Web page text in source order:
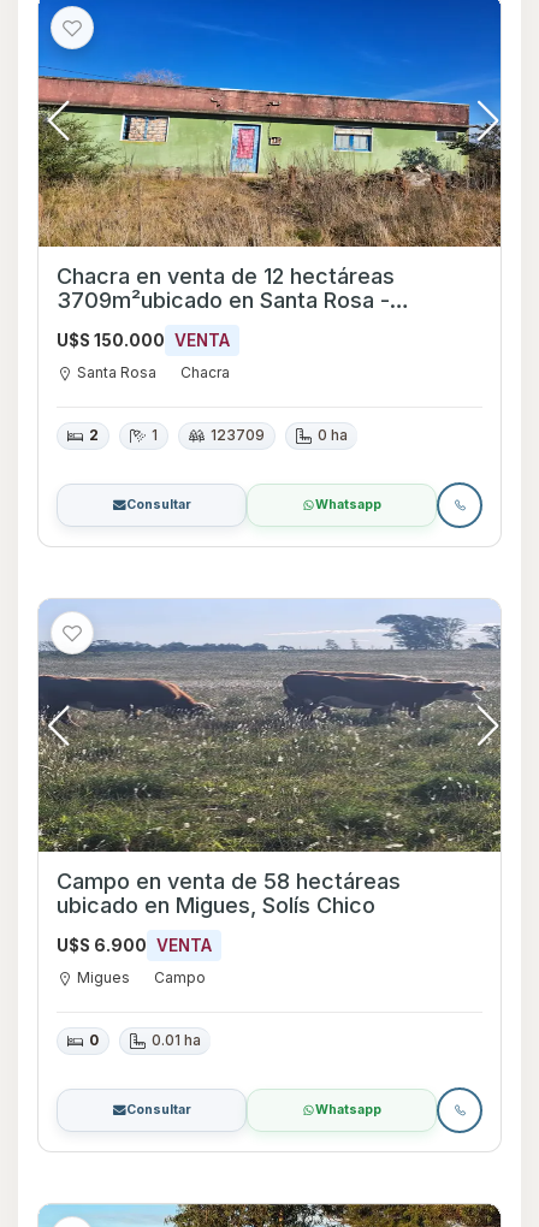
Chacra en venta de 12 hectáreas
3709m²ubicado en Santa Rosa -
U$S 150.000 VENTA
Santa Rosa Chacra
2 1 123709 0 ha
Consultar Whatsapp
Campo en venta de 58 hectáreas
ubicado en Migues, Solís Chico
U$S 6.900 VENTA
Migues Campo
0 0.01 ha
Consultar Whatsapp